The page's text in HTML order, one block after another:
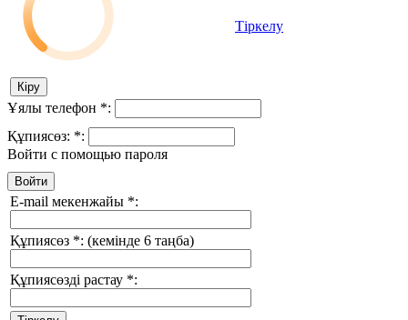
Тіркелу
Ұялы телефон *:
Құпиясөз: *:
Войти с помощью пароля
E-mail мекенжайы *:
Құпиясөз *: (кемінде 6 таңба)
Құпиясөзді растау *: